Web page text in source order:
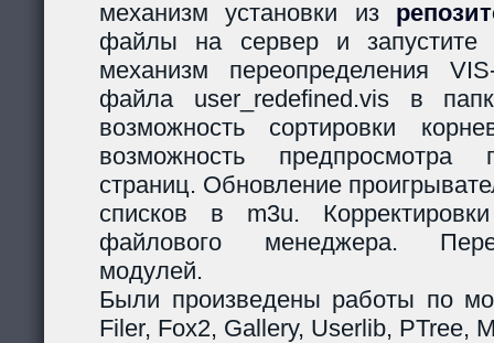
механизм установки из
файлы на сервер и запустите
механизм переопределения
файла user_redefined.vis в
возможность сортировки
возможность предпросмотра
страниц. Обновление
списков в m3u.
файлового менеджера.
модулей.
Были произведены работы по
Filer, Fox2, Gallery, Userlib, PTree,